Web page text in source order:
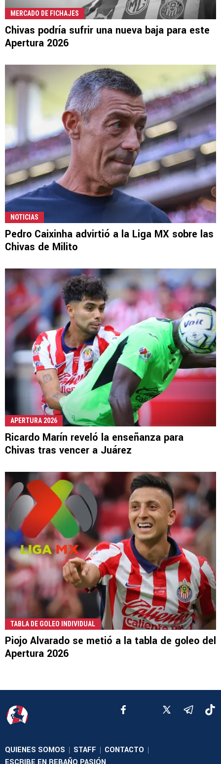
MERCADO DE FICHAJES
Chivas podría sufrir una nueva baja para este
Apertura 2026
NOTICIAS
Pedro Caixinha advirtió a la Liga MX sobre las
Chivas de Milito
APERTURA 2026
Ricardo Marín reveló la enseñanza para
Chivas tras vencer a Juárez
TABLA DE GOLEO INDIVIDUAL
Piojo Alvarado se metió a la tabla de goleo del
Apertura 2026
QUIENES SOMOS | STAFF | CONTACTO |